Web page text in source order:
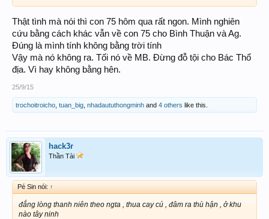
Thật tình mà nói thì con 75 hôm qua rất ngon. Mình nghiên
cứu bằng cách khác vẫn về con 75 cho Bình Thuận và Ag.
Đúng là mình tính không bằng trời tính
Vậy mà nó không ra. Tối nó về MB. Đừng đỗ tội cho Bác Thổ
địa. Vì hay không bằng hên.
25/9/15
trochoitroicho tuan_big nhadaututhongminh and 4 others like this.
hack3r
Thần Tài
Pé Sin nói: ↑
đắng lòng thanh niên theo ngta , thua cay cú , đâm ra thù hận , ở khu
nào tây ninh